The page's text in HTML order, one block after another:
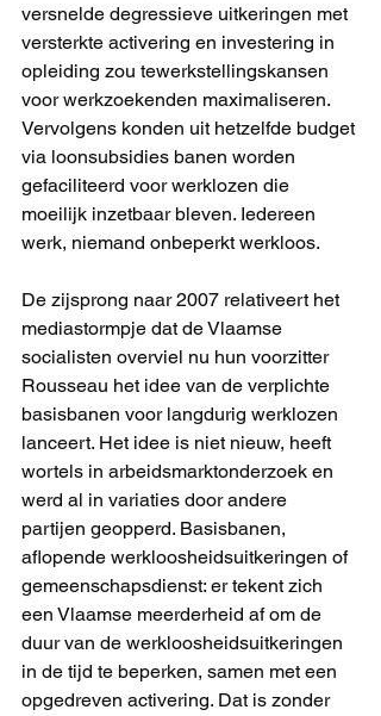
versnelde degressieve uitkeringen met
versterkte activering en investering in
opleiding zou tewerkstellingskansen
voor werkzoekenden maximaliseren.
Vervolgens konden uit hetzelfde budget
via loonsubsidies banen worden
gefaciliteerd voor werklozen die
moeilijk inzetbaar bleven. Iedereen
werk, niemand onbeperkt werkloos.
De zijsprong naar 2007 relativeert het
mediastormpje dat de Vlaamse
socialisten overviel nu hun voorzitter
Rousseau het idee van de verplichte
basisbanen voor langdurig werklozen
lanceert. Het idee is niet nieuw, heeft
wortels in arbeidsmarktonderzoek en
werd al in variaties door andere
partijen geopperd. Basisbanen,
aflopende werkloosheidsuitkeringen of
gemeenschapsdienst: er tekent zich
een Vlaamse meerderheid af om de
duur van de werkloosheidsuitkeringen
in de tijd te beperken, samen met een
opgedreven activering. Dat is zonder